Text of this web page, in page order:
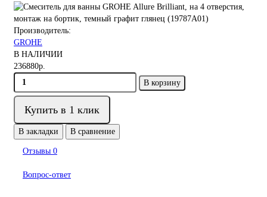
Производитель:
GROHE
В НАЛИЧИИ
236880р.
В корзину
Купить в 1 клик
В закладки В сравнение
Отзывы 0
Вопрос-ответ